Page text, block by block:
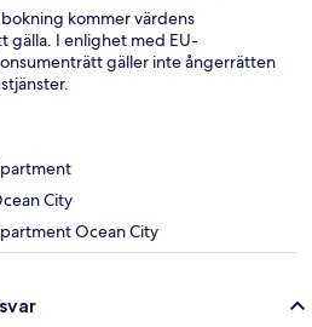
kommer värdens
gälla. I enlighet med EU-
gäller inte ångerrätten
City
Ocean City